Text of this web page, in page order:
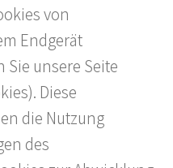
von
Endgerät
unsere Seite
Diese
die Nutzung
des